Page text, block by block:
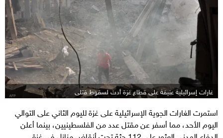
غارات إسرائيلية عنيفة على قطاع غزة أدت لسقوط قتلى
استمرت الغارات الجوية الإسرائيلية على غزة لليوم الثاني على التوالي
اليوم الأحد، مما أسفر عن مقتل عدد من الفلسطينيين، بينما أعلن